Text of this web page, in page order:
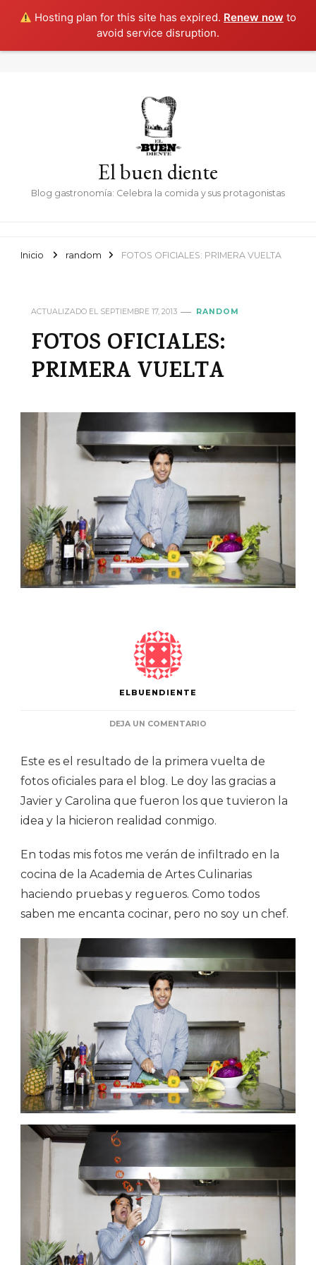
Hosting plan for this site has expired. Renew now to
avoid service disruption.
El buen diente
Blog gastronomía: Celebra la comida y sus protagonistas
Inicio random FOTOS OFICIALES: PRIMERA VUELTA
ACTUALIZADO EL SEPTIEMBRE 17, 2013 RANDOM
FOTOS OFICIALES:
PRIMERA VUELTA
ELBUENDIENTE
DEJA UN COMENTARIO
PRIMERA
VUELTA
Este es el resultado de la primera vuelta de
fotos oficiales para el blog. Le doy las gracias a
Javier y Carolina que fueron los que tuvieron la
idea y la hicieron realidad conmigo.
En todas mis fotos me verán de infiltrado en la
cocina de la Academia de Artes Culinarias
haciendo pruebas y regueros. Como todos
saben me encanta cocinar, pero no soy un chef.